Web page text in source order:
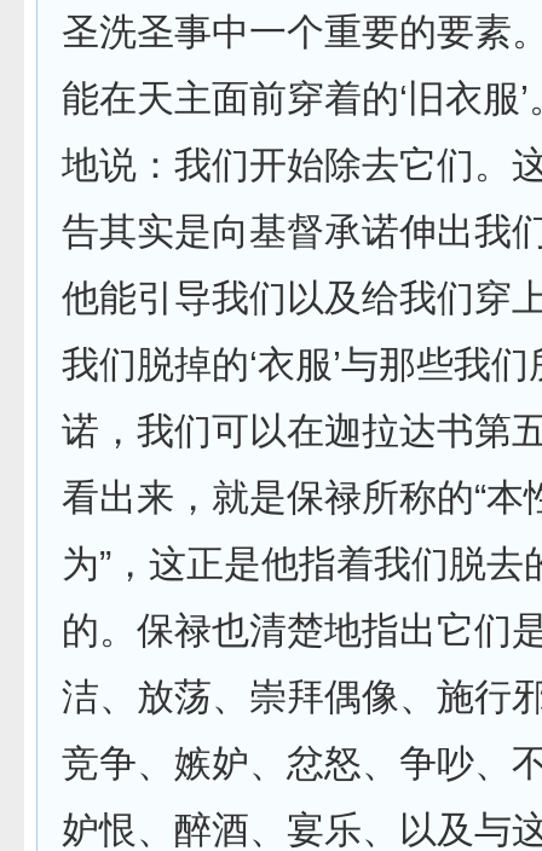
圣洗圣事中一个重要的要素
能在天主面前穿着的‘旧衣服
地说：我们开始除去它们。
告其实是向基督承诺伸出我
他能引导我们以及给我们穿
我们脱掉的‘衣服’与那些我
诺，我们可以在迦拉达书第
看出来，就是保禄所称的“本
为”，这正是他指着我们脱去
的。保禄也清楚地指出它们
洁、放荡、崇拜偶像、施行
竞争、嫉妒、忿怒、争吵、
妒恨、醉酒、宴乐、以及与